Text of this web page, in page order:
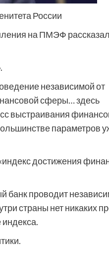
России
на ПМЭФ
независимой от
сферы… здесь
выстраивания
параметров
достижения
банк проводит
страны нет никаких